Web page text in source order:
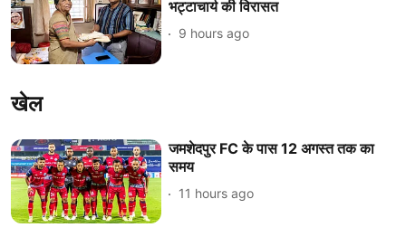
भट्टाचार्य की विरासत
9 hours ago
खेल
जमशेदपुर FC के पास 12 अगस्त तक का
समय
11 hours ago